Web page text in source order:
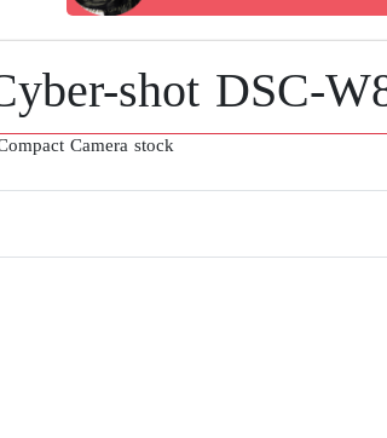
Camera stock